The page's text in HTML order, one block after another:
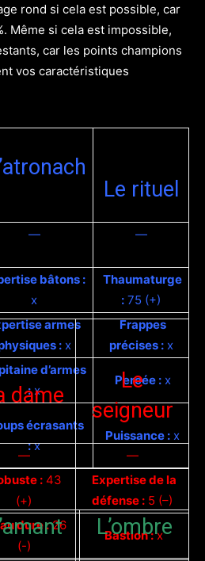
rond si cela est possible, car
Même si cela est impossible,
car les points champions
vos caractéristiques
Le rituel
— —
bâtons :
x
Thaumaturge
: 75 (+)
armes
:x
Frappes
précises :x
d’armes
:x
Percée :x
écrasants
:x
Puissance : x
dame
Le
seigneur
—
—
: 43
(+)
Expertise de la
défense : 5 (–)
dure :26
(-)
Bastion :x
L’ombre